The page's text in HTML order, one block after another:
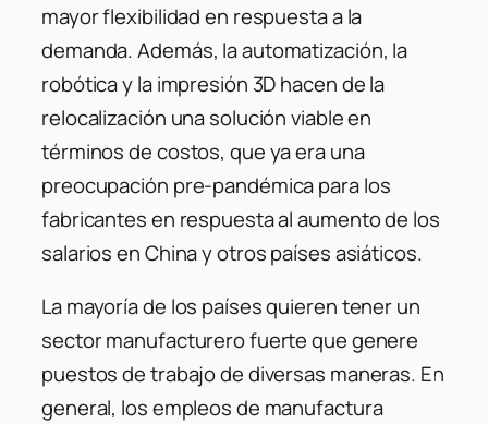
mayor flexibilidad en respuesta a la
demanda. Además, la automatización, la
robótica y la impresión 3D hacen de la
relocalización una solución viable en
términos de costos, que ya era una
preocupación pre-pandémica para los
fabricantes en respuesta al aumento de los
salarios en China y otros países asiáticos.
La mayoría de los países quieren tener un
sector manufacturero fuerte que genere
puestos de trabajo de diversas maneras. En
general, los empleos de manufactura